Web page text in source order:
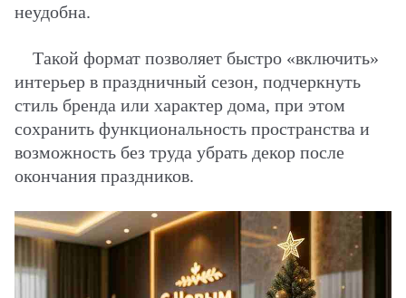
неудобна.
Такой формат позволяет быстро «включить»
интерьер в праздничный сезон, подчеркнуть
стиль бренда или характер дома, при этом
сохранить функциональность пространства и
возможность без труда убрать декор после
окончания праздников.